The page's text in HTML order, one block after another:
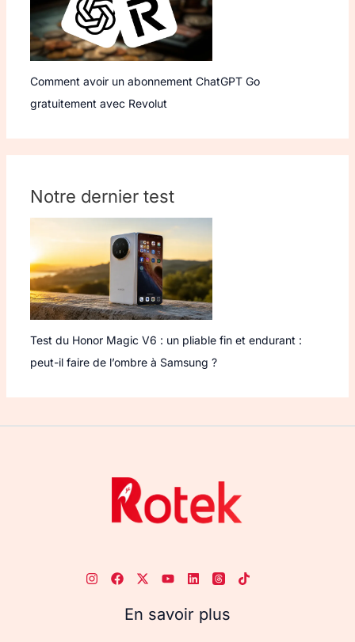
Comment avoir un abonnement ChatGPT Go
gratuitement avec Revolut
Notre dernier test
Test du Honor Magic V6 : un pliable fin et endurant :
peut-il faire de l’ombre à Samsung ?
En savoir plus